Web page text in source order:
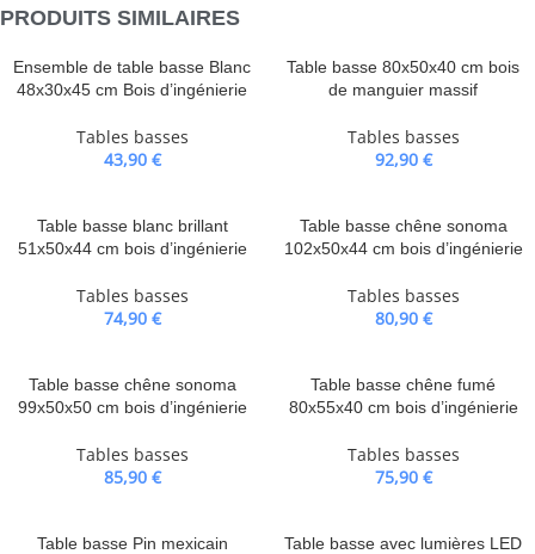
PRODUITS SIMILAIRES
Ensemble de table basse Blanc
48x30x45 cm Bois d’ingénierie
Tables basses
43,90 €
Table basse 80x50x40 cm bois
de manguier massif
Tables basses
92,90 €
Table basse blanc brillant
51x50x44 cm bois d’ingénierie
Tables basses
74,90 €
Table basse chêne sonoma
102x50x44 cm bois d’ingénierie
Tables basses
80,90 €
Table basse chêne sonoma
99x50x50 cm bois d’ingénierie
Tables basses
85,90 €
Table basse chêne fumé
80x55x40 cm bois d’ingénierie
Tables basses
75,90 €
Table basse Pin mexicain
Table basse avec lumières LED